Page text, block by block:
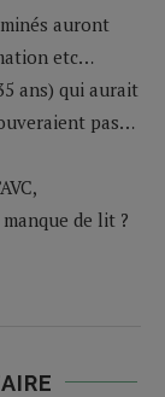
auront
etc…
ans) qui aurait
pas…
de lit ?